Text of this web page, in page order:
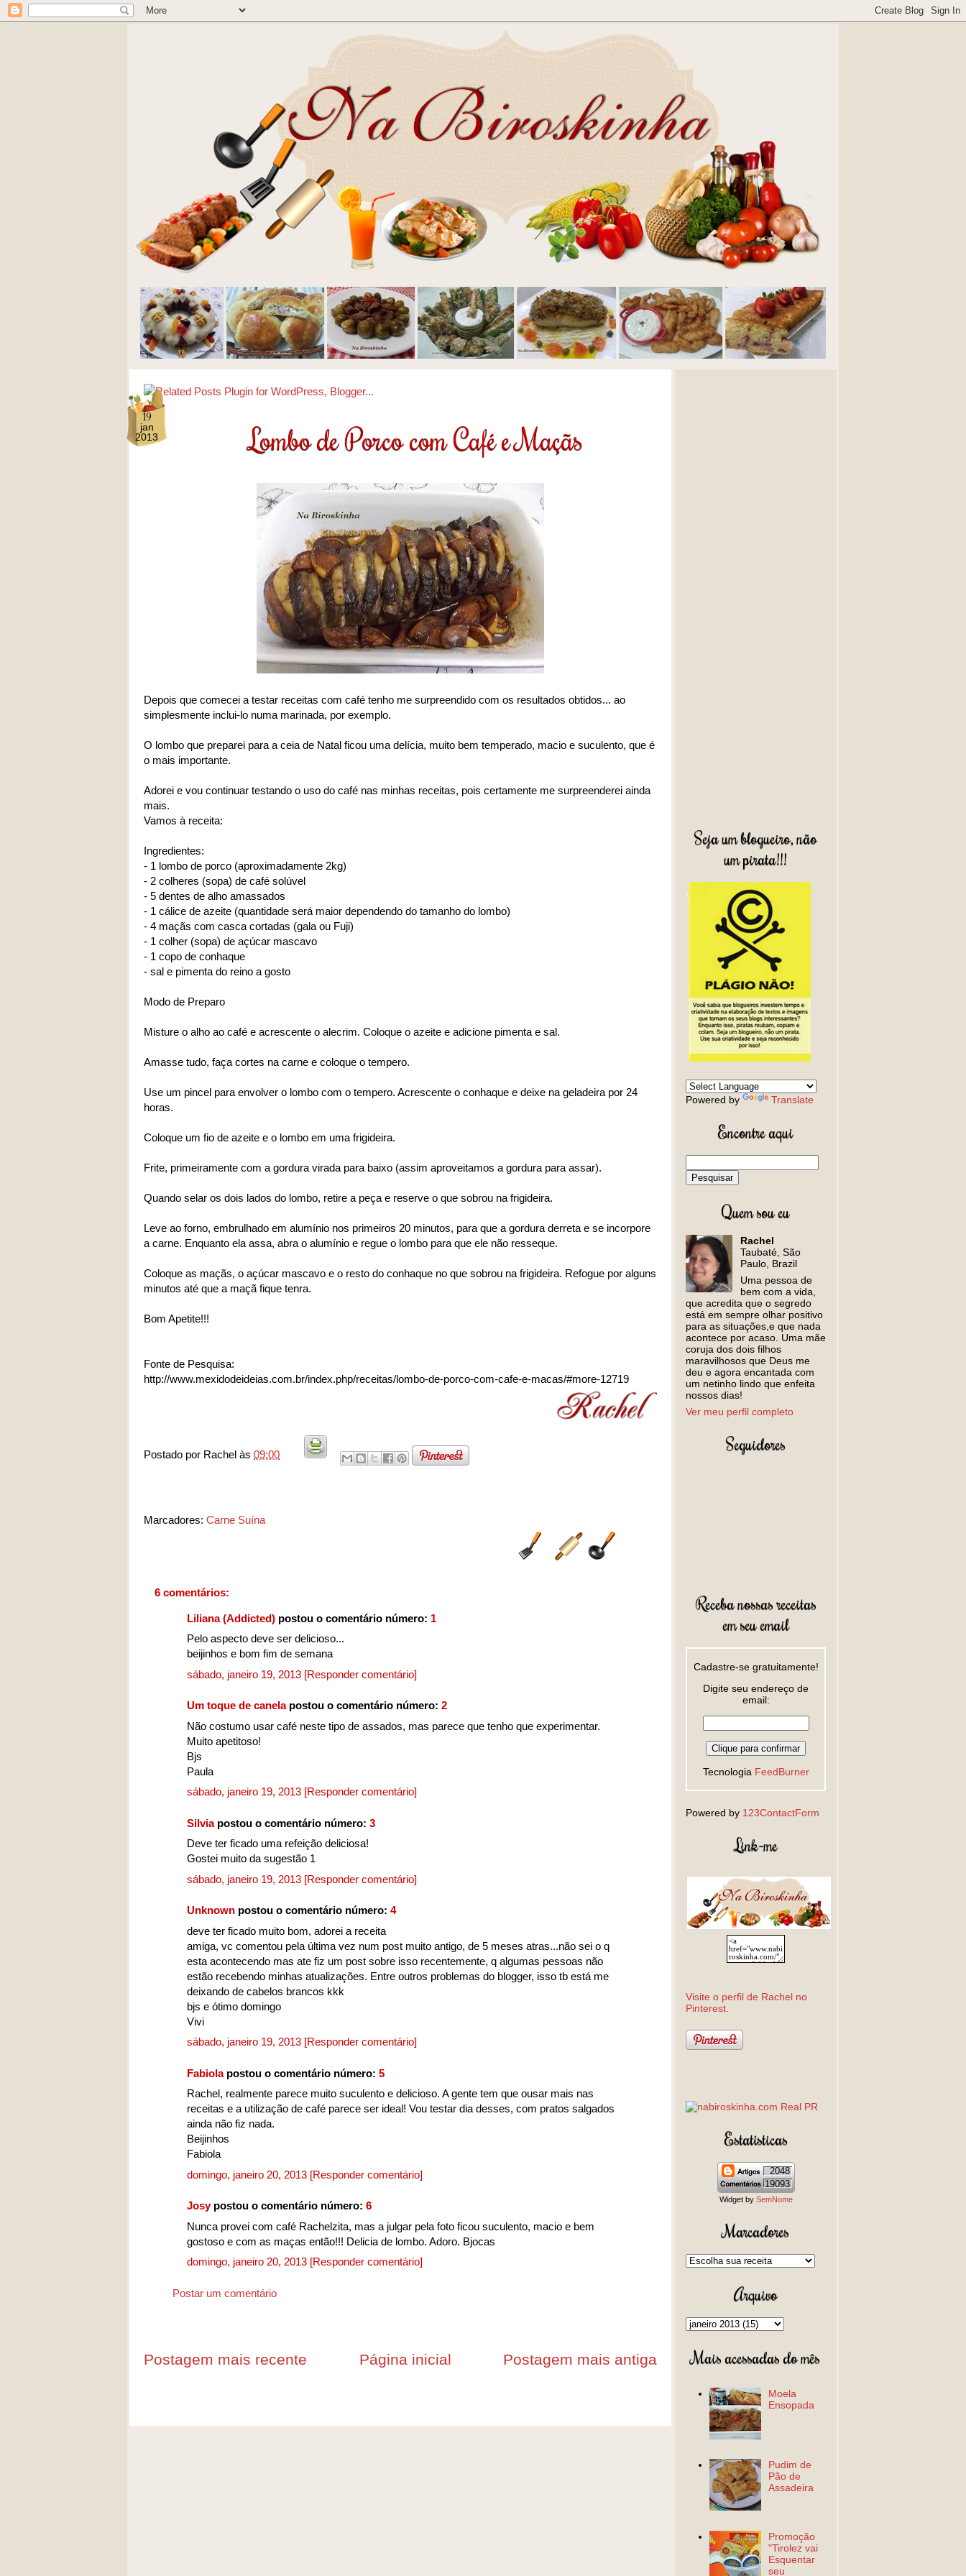
19
jan
2013
Lombo de Porco com Café e Maçãs
Depois que comecei a testar receitas com café tenho me surpreendido com os resultados obtidos... ao
simplesmente inclui-lo numa marinada, por exemplo.
O lombo que preparei para a ceia de Natal ficou uma delícia, muito bem temperado, macio e suculento, que é
o mais importante.
Adorei e vou continuar testando o uso do café nas minhas receitas, pois certamente me surpreenderei ainda
mais.
Vamos à receita:
Ingredientes:
- 1 lombo de porco (aproximadamente 2kg)
- 2 colheres (sopa) de café solúvel
- 5 dentes de alho amassados
- 1 cálice de azeite (quantidade será maior dependendo do tamanho do lombo)
- 4 maçãs com casca cortadas (gala ou Fuji)
- 1 colher (sopa) de açúcar mascavo
- 1 copo de conhaque
- sal e pimenta do reino a gosto
Modo de Preparo
Misture o alho ao café e acrescente o alecrim. Coloque o azeite e adicione pimenta e sal.
Amasse tudo, faça cortes na carne e coloque o tempero.
Use um pincel para envolver o lombo com o tempero. Acrescente o conhaque e deixe na geladeira por 24
horas.
Coloque um fio de azeite e o lombo em uma frigideira.
Frite, primeiramente com a gordura virada para baixo (assim aproveitamos a gordura para assar).
Quando selar os dois lados do lombo, retire a peça e reserve o que sobrou na frigideira.
Leve ao forno, embrulhado em alumínio nos primeiros 20 minutos, para que a gordura derreta e se incorpore
a carne. Enquanto ela assa, abra o alumínio e regue o lombo para que ele não resseque.
Coloque as maçãs, o açúcar mascavo e o resto do conhaque no que sobrou na frigideira. Refogue por alguns
minutos até que a maçã fique tenra.
Bom Apetite!!!
Fonte de Pesquisa:
http://www.mexidodeideias.com.br/index.php/receitas/lombo-de-porco-com-cafe-e-macas/#more-12719
Postado por Rachel às 09:00
Marcadores: Carne Suína
6 comentários:
Liliana (Addicted) postou o comentário número: 1
Pelo aspecto deve ser delicioso...
beijinhos e bom fim de semana
sábado, janeiro 19, 2013 [Responder comentário]
Um toque de canelapostou o comentário número: 2
Não costumo usar café neste tipo de assados, mas parece que tenho que experimentar.
Muito apetitoso!
Bjs
Paula
sábado, janeiro 19, 2013 [Responder comentário]
Silviapostou o comentário número: 3
Deve ter ficado uma refeição deliciosa!
Gostei muito da sugestão 1
sábado, janeiro 19, 2013 [Responder comentário]
Unknown postou o comentário número: 4
deve ter ficado muito bom, adorei a receita
amiga, vc comentou pela última vez num post muito antigo, de 5 meses atras...não sei o q
esta acontecendo mas ate fiz um post sobre isso recentemente, q algumas pessoas não
estão recebendo minhas atualizações. Entre outros problemas do blogger, isso tb está me
deixando de cabelos brancos kkk
bjs e ótimo domingo
Vivi
sábado, janeiro 19, 2013 [Responder comentário]
Fabiolapostou o comentário número: 5
Rachel, realmente parece muito suculento e delicioso. A gente tem que ousar mais nas
receitas e a utilização de café parece ser ideal! Vou testar dia desses, com pratos salgados
ainda não fiz nada.
Beijinhos
Fabiola
domingo, janeiro 20, 2013 [Responder comentário]
Josypostou o comentário número: 6
Nunca provei com café Rachelzita, mas a julgar pela foto ficou suculento, macio e bem
gostoso e com as maças então!!! Delicia de lombo. Adoro. Bjocas
domingo, janeiro 20, 2013 [Responder comentário]
Postar um comentário
Postagem mais recente Postagem mais antiga
Página inicial
Seja um blogueiro, não
um pirata!!!
Powered by Translate
Encontre aqui
Quem sou eu
Rachel
Taubaté, São
Paulo, Brazil
Uma pessoa de
bem com a vida,
que acredita que o segredo
está em sempre olhar positivo
para as situações,e que nada
acontece por acaso. Uma mãe
coruja dos dois filhos
maravilhosos que Deus me
deu e agora encantada com
um netinho lindo que enfeita
nossos dias!
Ver meu perfil completo
Seguidores
Receba nossas receitas
em seu email
Cadastre-se gratuitamente!
Digite seu endereço de
email:
Tecnologia FeedBurner
Powered by 123ContactForm
Link-me
Visite o perfil de Rachel no
Pinterest.
Estatísticas
2048
19093
Widget by SemNome
Marcadores
Arquivo
Mais acessadas do mês
Moela
Ensopada
Pudim de
Pão de
Assadeira
Promoção
"Tirolez vai
Esquentar
seu